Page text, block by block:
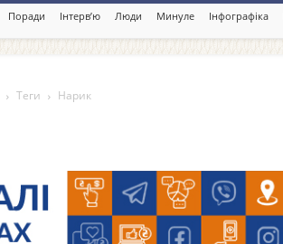
Поради Інтерв’ю Люди Минуле Інфографіка
Теги Нарик